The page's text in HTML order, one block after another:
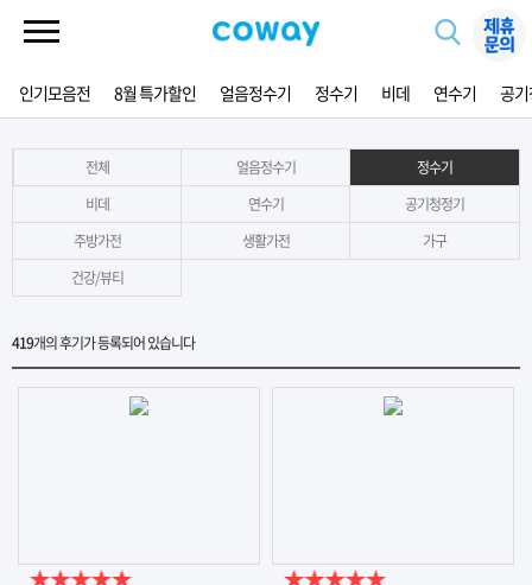
인기모음전 8월 특가할인 얼음정수기 정수기 비데 연수기 공
전체 얼음정수기
정수기
비데
연수기
공기청정기
주방가전
생활가전
가구
건강/뷰티
419개의 후기가 등록되어 있습니다